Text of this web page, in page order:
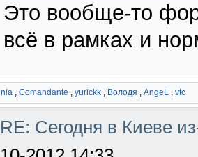
Это вообще-то
всё в рамках и
nia , Comandante , yurickk , Володя , AngeL , vtc
RE: Сегодня в Киеве